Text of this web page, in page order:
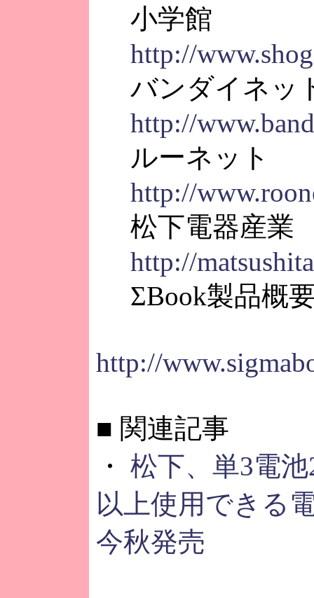
小学館
http://
バンダイネッ
http://
ルーネット
http://
松下電器産業
http://
ΣBook製品概
http://
■ 関連記事
・ 松下、単3電
以上使用できる
今秋発売